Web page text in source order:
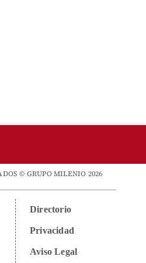
© GRUPO MILENIO 2026
Directorio
Privacidad
Aviso Legal